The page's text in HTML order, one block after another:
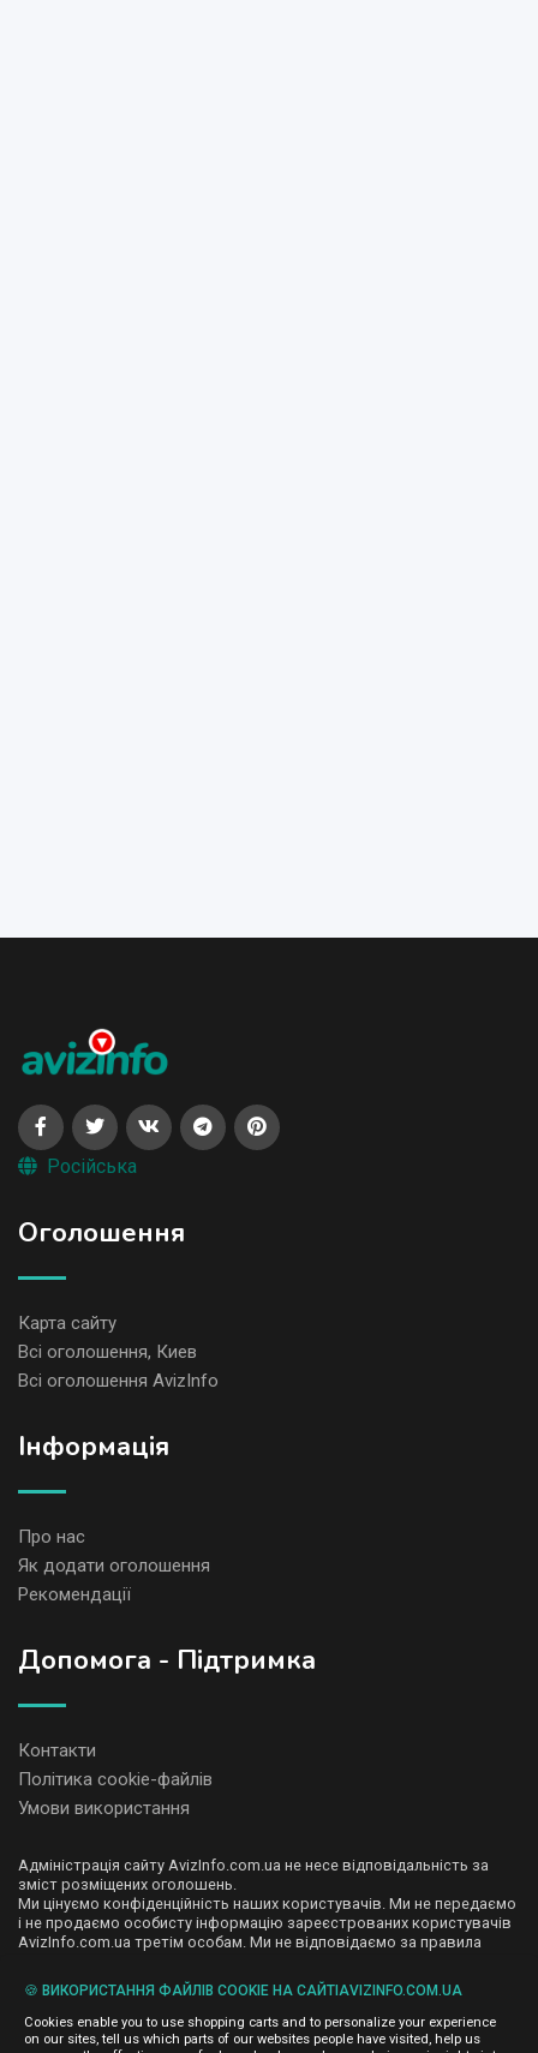
Російська
Оголошення
Карта сайту
Всі оголошення, Киев
Всі оголошення AvizInfo
Iнформація
Про нас
Як додати оголошення
Рекомендації
Допомога - Підтримка
Контакти
Політика cookie-файлів
Умови використання
Адміністрація сайту AvizInfo.com.ua не несе відповідальність за
зміст розміщених оголошень.
Ми цінуємо конфіденційність наших користувачів. Ми не передаємо
і не продаємо особисту інформацію зареєстрованих користувачів
AvizInfo.com.ua третім особам. Ми не відповідаємо за правила
деяких сторінках нашого сайту представлена реклама Google
Adsense Advertising Network. Щоб дізнатися детальніше про
правила конфіденційності Googleнатисніть тут.
🍪 ВИКОРИСТАННЯ ФАЙЛІВ COOKIE НА САЙТІAVIZINFO.COM.UA
Cookies enable you to use shopping carts and to personalize your experience
on our sites, tell us which parts of our websites people have visited, help us